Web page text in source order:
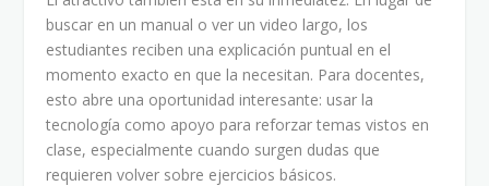
buscar en un manual o ver un video largo, los
estudiantes reciben una explicación puntual en el
momento exacto en que la necesitan. Para docentes,
esto abre una oportunidad interesante: usar la
tecnología como apoyo para reforzar temas vistos en
clase, especialmente cuando surgen dudas que
requieren volver sobre ejercicios básicos.